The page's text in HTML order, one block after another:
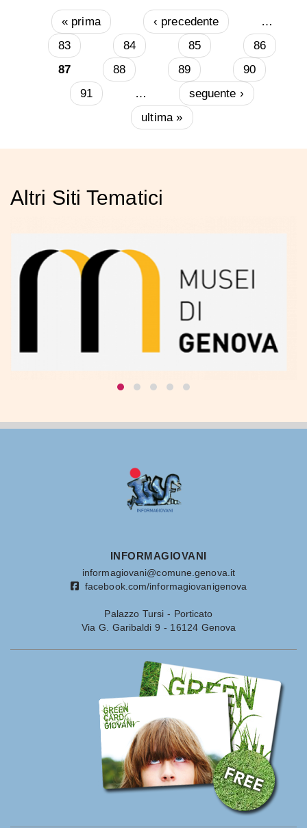
Pagine
« prima ‹ precedente
…
83
84 85
86
87
88 89
90
91
…
seguente ›
ultima »
Altri Siti Tematici
INFORMAGIOVANI
informagiovani@comune.genova.it
facebook.com/informagiovanigenova
Palazzo Tursi - Porticato
Via G. Garibaldi 9 - 16124 Genova